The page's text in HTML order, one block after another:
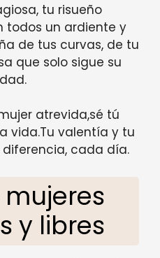
tu risueño
todos un ardiente y
de tus curvas, de tu
que solo sigue su
atrevida,sé tú
vida.Tu valentía y tu
cada día.
mujeres
y libres